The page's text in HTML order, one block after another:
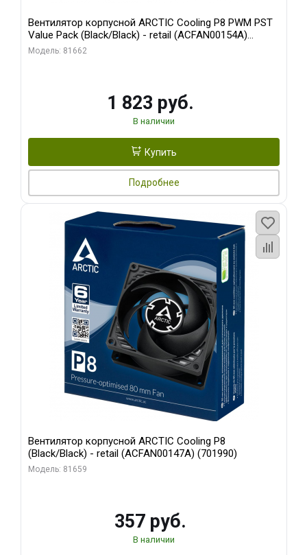
Вентилятор корпусной ARCTIC Cooling P8 PWM PST
Value Pack (Black/Black) - retail (ACFAN00154A)
(702072)
Модель: 81662
1 823 руб.
В наличии
Купить
Подробнее
Вентилятор корпусной ARCTIC Cooling P8
(Black/Black) - retail (ACFAN00147A) (701990)
Модель: 81659
357 руб.
В наличии